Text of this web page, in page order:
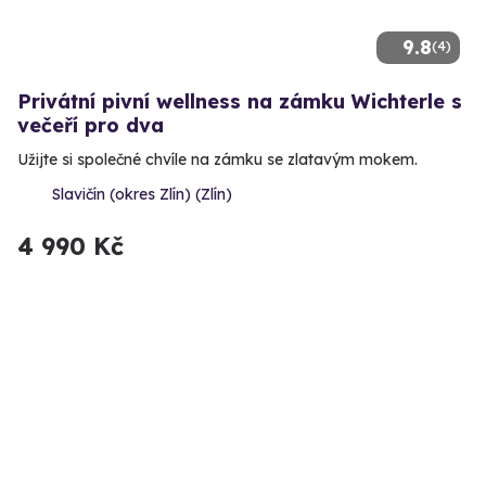
9.8(4)
Privátní pivní wellness na zámku Wichterle s
večeří pro dva
Užijte si společné chvíle na zámku se zlatavým mokem.
Slavičín (okres Zlín) (Zlín)
4 990 Kč